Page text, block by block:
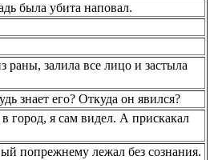
была убита наповал.
раны, залила все лицо и застыла
знает его? Откуда он явился?
город, я сам видел. А прискакал
попрежнему лежал без сознания.